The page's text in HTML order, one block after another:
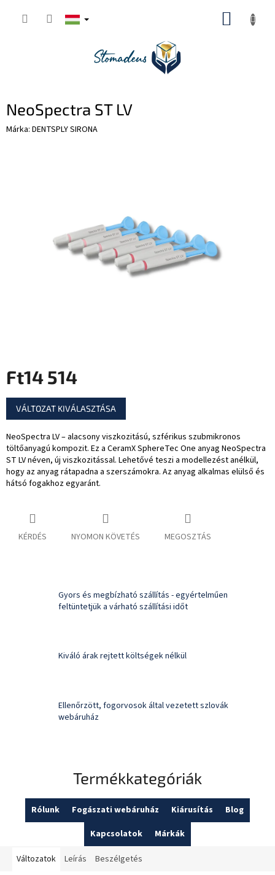
KOSÁR
NeoSpectra ST LV
Márka: DENTSPLY SIRONA
Ft14 514
Egységár:
VÁLTOZAT KIVÁLASZTÁSA
NeoSpectra LV – alacsony viszkozitású, szférikus szubmikronos
töltőanyagú kompozit. Ez a CeramX SphereTec One anyag NeoSpectra
ST LV néven, új viszkozitással. Lehetővé teszi a modellezést anélkül,
hogy az anyag rátapadna a szerszámokra. Az anyag alkalmas elülső és
hátsó fogakhoz egyaránt.
KÉRDÉS NYOMON KÖVETÉS MEGOSZTÁS
Gyors és megbízható szállítás - egyértelműen
feltüntetjük a várható szállítási időt
Kiváló árak rejtett költségek nélkül
Ellenőrzött, fogorvosok által vezetett szlovák
webáruház
Termékkategóriák
Rólunk Fogászati webáruház Kiárusítás
Blog
Kapcsolatok
Márkák
Változatok Leírás Beszélgetés